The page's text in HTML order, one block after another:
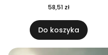
58,51 zł
Do koszyka